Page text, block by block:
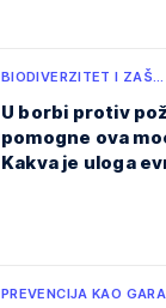
BIODIVERZITET I ZAŠ…
U borbi protiv
pomogne ova
Kakva je uloga
PREVENCIJA KAO